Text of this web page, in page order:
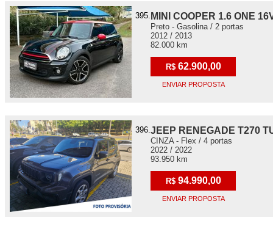
395. MINI COOPER 1.6 ONE
Preto - Gasolina / 2 portas
2012 / 2013
82.000 km
R$ 62.900,00
ENVIAR PROPOSTA
396.JEEP RENEGADE T270
CINZA - Flex / 4 portas
2022 / 2022
93.950 km
R$ 94.990,00
ENVIAR PROPOSTA